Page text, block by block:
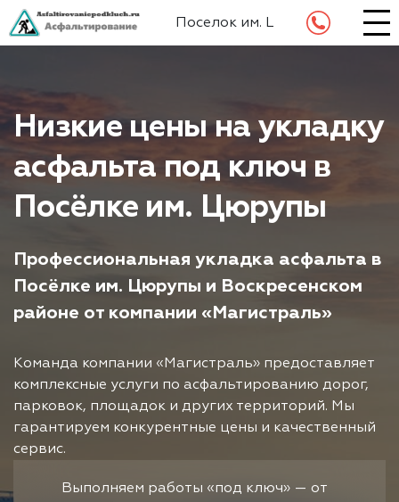
Поселок им. Цюрупы
Низкие цены на укладку
асфальта под ключ в
Посёлке им. Цюрупы
Профессиональная укладка асфальта в
Посёлке им. Цюрупы и Воскресенском
районе от компании «Магистраль»
Команда компании «Магистраль» предоставляет
комплексные услуги по асфальтированию дорог,
парковок, площадок и других территорий. Мы
гарантируем конкурентные цены и качественный
сервис.
Выполняем работы «под ключ» — от